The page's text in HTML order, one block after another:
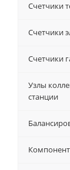
Счетчики
Счетчики
Счетчики
Узлы
станции